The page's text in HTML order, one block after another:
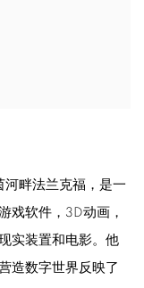
河畔法兰克福，是一
戏软件，3D动画，
实装置和电影。他
造数字世界反映了